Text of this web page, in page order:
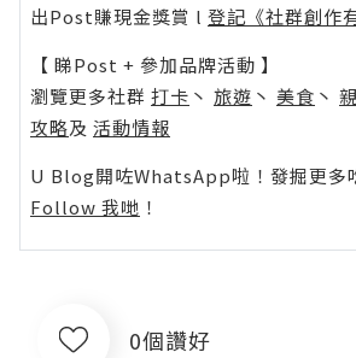
出Post賺現金獎賞 l 登記《社群創作
【 睇Post + 參加品牌活動 】
瀏覽更多社群 打卡 丶 旅遊 丶 美食 丶
攻略及 活動情報
U Blog開咗WhatsApp啦！發掘更多
Follow 我哋 ！
0個讚好